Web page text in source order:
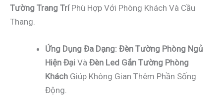
Tường Trang TríPhù Hợp Với Phòng Khách Và Cầu
Thang.
Ứng Dụng Đa Dạng: Đèn Tường Phòng Ngủ
Hiện Đại Và Đèn Led Gắn Tường Phòng
Khách Giúp Không Gian Thêm Phần Sống
Động.